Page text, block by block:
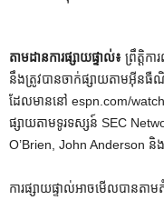
តាមដានការផ្សាយផ្ទាល់៖ ព្រឹត្តិក
នឹងត្រូវបានចាក់ផ្សាយតាមអ៊ីនធឺ
ដែលមាននៅ espn.com/watch
ផ្សាយតាមទូរទស្សន៍ SEC
O’Brien, John Anderson និ
ការផ្សាយផ្ទាល់អាចមើលបានតា